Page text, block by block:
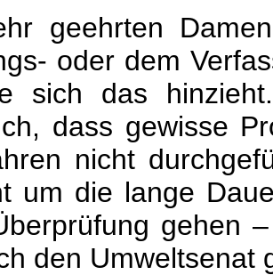
geehrten
oder dem
sich das
dass gewisse
nicht
um die lange
gehen
den Umweltsenat